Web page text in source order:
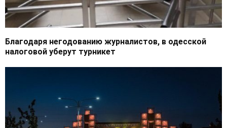
Благодаря негодованию журналистов, в одесской
налоговой уберут турникет